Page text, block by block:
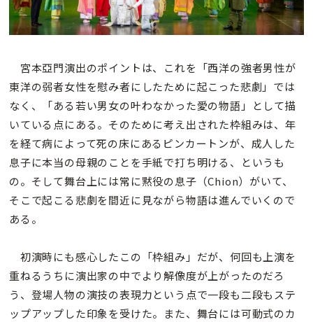
宮本亞門演出のポイントは、これを「西洋の強者男性が
東洋の弱者女性を慰み者にしたために起こった悲劇」では
なく、「ある若い男女の叶わなかった愛の物語」として描
いている点にある。そのために考え出された枠組みは、年
を経て病によって死の床にあるピンカートンが、成人した
息子に本当の母親のことを手紙で打ち明ける、というも
の。そして舞台上には常に黙役の息子（Chion）がいて、
そこで起こる悲劇を間近に見ながら物語は進んでいくので
ある。
初演時にも感心したこの「枠組み」だが、何回も上演を
重ねるうちに演出家の中でより解像度が上がったのだろ
う、登場人物の演技の表現力という点で一段も二段もステ
ップアップした印象を受けた。また、舞台には可動式のカ